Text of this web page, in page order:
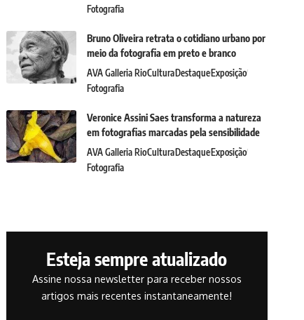
Fotografia
Bruno Oliveira retrata o cotidiano urbano por
meio da fotografia em preto e branco
AVA Galleria RioCulturaDestaqueExposição
Fotografia
Veronice Assini Saes transforma a natureza
em fotografias marcadas pela sensibilidade
AVA Galleria RioCulturaDestaqueExposição
Fotografia
Esteja sempre atualizado
Assine nossa newsletter para receber nossos
artigos mais recentes instantaneamente!